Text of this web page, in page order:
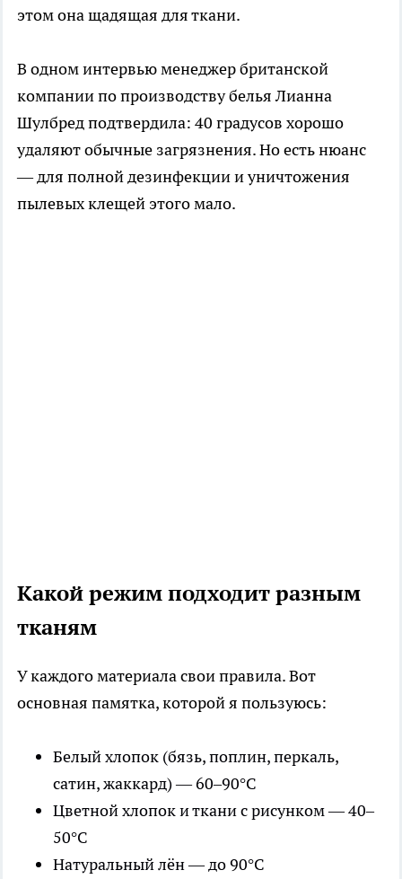
этом она щадящая для ткани.
В одном интервью менеджер британской
компании по производству белья Лианна
Шулбред подтвердила: 40 градусов хорошо
удаляют обычные загрязнения. Но есть нюанс
— для полной дезинфекции и уничтожения
пылевых клещей этого мало.
Какой режим подходит разным
тканям
У каждого материала свои правила. Вот
основная памятка, которой я пользуюсь:
Белый хлопок (бязь, поплин, перкаль,
сатин, жаккард) — 60–90°C
Цветной хлопок и ткани с рисунком — 40–
50°C
Натуральный лён — до 90°C